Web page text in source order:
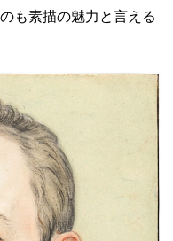
も素描の魅力と言える